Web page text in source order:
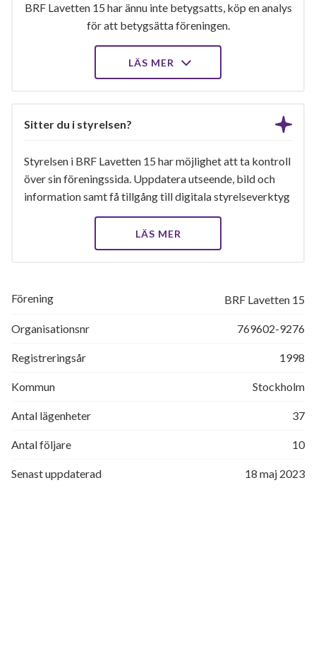
BRF Lavetten 15 har ännu inte betygsatts, köp en analys
för att betygsätta föreningen.
LÄS MER
Sitter du i styrelsen?
Styrelsen i BRF Lavetten 15 har möjlighet att ta kontroll
över sin föreningssida. Uppdatera utseende, bild och
information samt få tillgång till digitala styrelseverktyg
LÄS MER
Förening BRF Lavetten 15
Organisationsnr 769602-9276
Registreringsår 1998
Kommun Stockholm
Antal lägenheter 37
Antal följare 10
Senast uppdaterad 18 maj 2023